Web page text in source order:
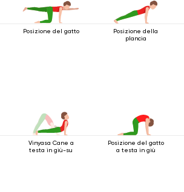
Posizione del gatto
Posizione della
plancia
Vinyasa Cane a
testa in giù-su
Posizione del gatto
a testa in giù